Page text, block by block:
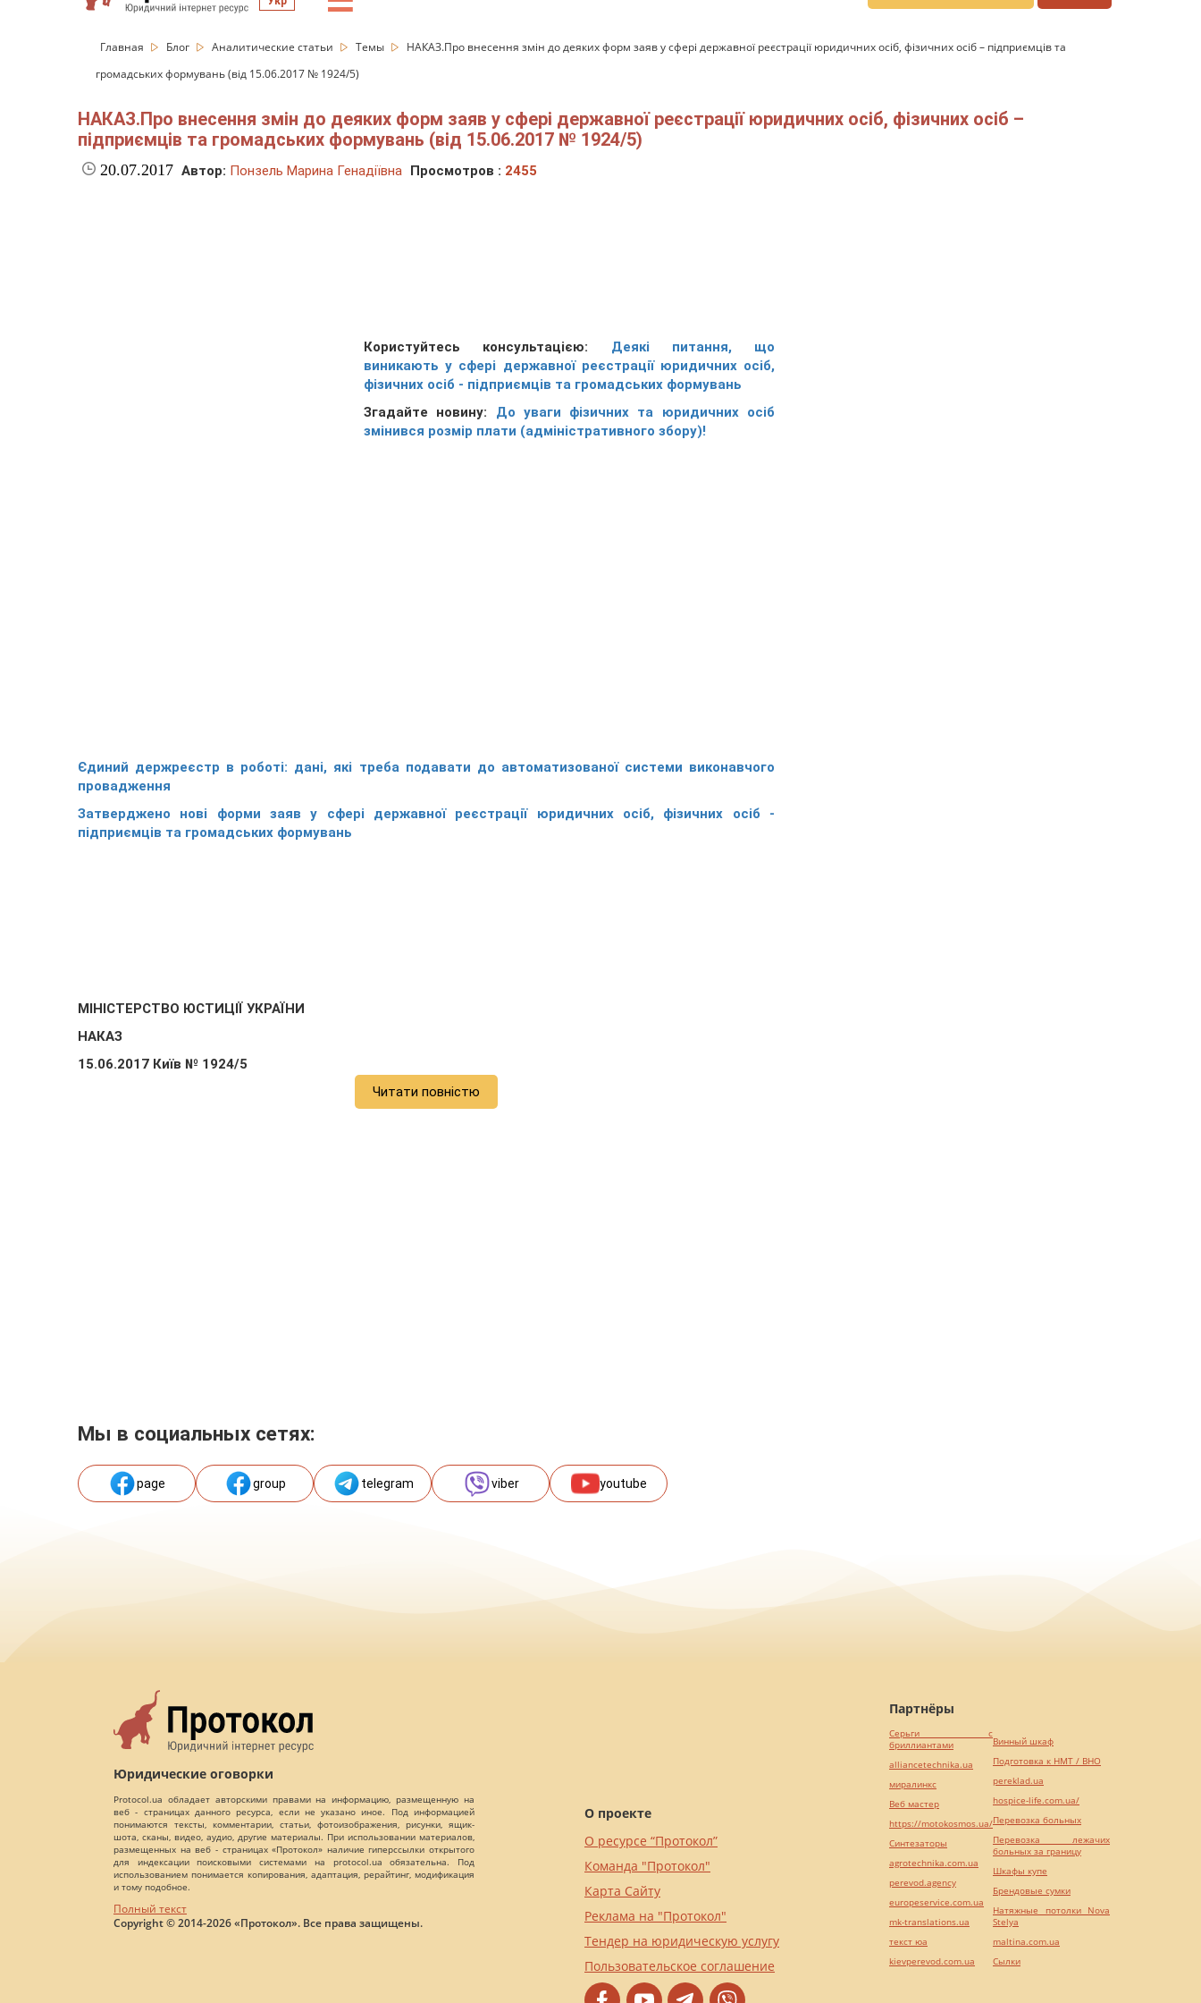
Главная Блог Аналитические статьи Темы
НАКАЗ.Про внесення змін до деяких форм заяв у сфері державної реєстрації юридичних осіб, фізичних осіб – підприємців та
громадських формувань (від 15.06.2017 № 1924/5)
НАКАЗ.Про внесення змін до деяких форм заяв у сфері державної реєстрації юридичних осіб, фізичних осіб –
підприємців та громадських формувань (від 15.06.2017 № 1924/5)
20.07.2017 Автор: Понзель Марина Генадіївна Просмотров : 2455
Користуйтесь консультацією: Деякі питання, що
виникають у сфері державної реєстрації юридичних осіб,
фізичних осіб - підприємців та громадських формувань
Згадайте новину: До уваги фізичних та юридичних осіб
змінився розмір плати (адміністративного збору)!
Єдиний держреєстр в роботі: дані, які треба подавати до автоматизованої системи виконавчого
провадження
Затверджено нові форми заяв у сфері державної реєстрації юридичних осіб, фізичних осіб -
підприємців та громадських формувань
МІНІСТЕРСТВО ЮСТИЦІЇ УКРАЇНИ
НАКАЗ
15.06.2017 Київ № 1924/5
Читати повністю
Мы в социальных сетях:
page group telegram viber youtube
Юридические оговорки
Protocol.ua обладает авторскими правами на информацию, размещенную на
веб - страницах данного ресурса, если не указано иное. Под информацией
понимаются тексты, комментарии, статьи, фотоизображения, рисунки, ящик-
шота, сканы, видео, аудио, другие материалы. При использовании материалов,
размещенных на веб - страницах «Протокол» наличие гиперссылки открытого
для индексации поисковыми системами на protocol.ua обязательна. Под
использованием понимается копирования, адаптация, рерайтинг, модификация
и тому подобное.
Полный текст
Copyright © 2014-2026 «Протокол». Все права защищены.
О проекте
О ресурсе “Протокол”
Команда "Протокол"
Карта Сайту
Реклама на "Протокол"
Тендер на юридическую услугу
Пользовательское соглашение
Партнёры
Серьги с
бриллиантами
alliancetechnika.ua
миралинкс
Веб мастер
https://motokosmos.ua/
Синтезаторы
agrotechnika.com.ua
perevod.agency
europeservice.com.ua
mk-translations.ua
текст юа
kievperevod.com.ua
Винный шкаф
Подготовка к НМТ / ВНО
pereklad.ua
hospice-life.com.ua/
Перевозка больных
Перевозка лежачих
больных за границу
Шкафы купе
Брендовые сумки
Натяжные потолки Nova
Stelya
maltina.com.ua
Cылки